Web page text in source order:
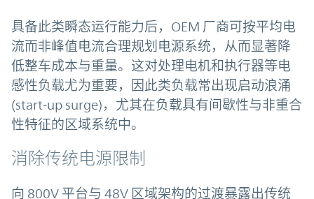
具备此类瞬态运行能力后，OEM 厂商可按平均电
流而非峰值电流合理规划电源系统，从而显著降
低整车成本与重量。这对处理电机和执行器等电
感性负载尤为重要，因此类负载常出现启动浪涌
(start-up surge)，尤其在负载具有间歇性与非重合
性特征的区域系统中。
消除传统电源限制
向 800V 平台与 48V 区域架构的过渡暴露出传统